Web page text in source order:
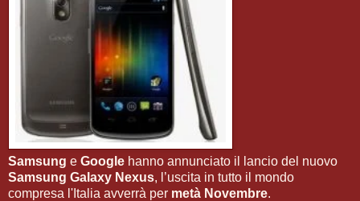
Samsung e Google hanno annunciato il lancio del nuovo
Samsung Galaxy Nexus, l’uscita in tutto il mondo
compresa l'Italia avverrà per metà Novembre.